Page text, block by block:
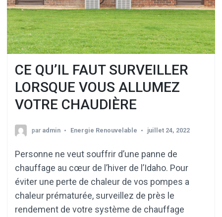
CE QU’IL FAUT SURVEILLER
LORSQUE VOUS ALLUMEZ
VOTRE CHAUDIÈRE
par admin Energie Renouvelable juillet 24, 2022
Personne ne veut souffrir d’une panne de
chauffage au cœur de l’hiver de l’Idaho. Pour
éviter une perte de chaleur de vos pompes a
chaleur prématurée, surveillez de près le
rendement de votre système de chauffage